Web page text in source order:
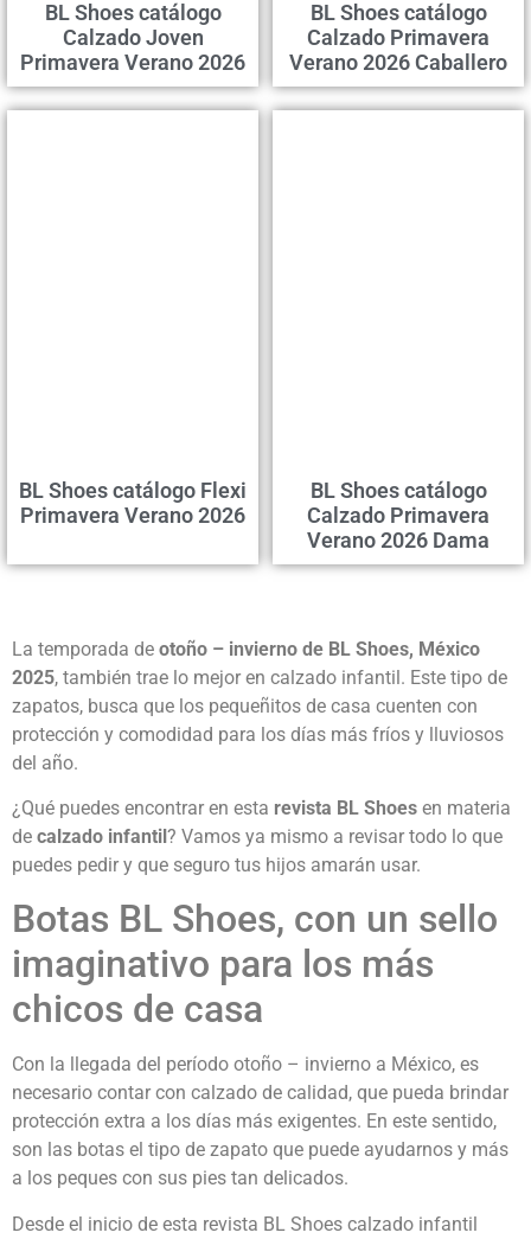
BL Shoes catálogo
Calzado Joven
Primavera Verano 2026
BL Shoes catálogo
Calzado Primavera
Verano 2026 Caballero
BL Shoes catálogo Flexi
Primavera Verano 2026
BL Shoes catálogo
Calzado Primavera
Verano 2026 Dama
La temporada de otoño – invierno de BL Shoes, México
2025, también trae lo mejor en calzado infantil. Este tipo de
zapatos, busca que los pequeñitos de casa cuenten con
protección y comodidad para los días más fríos y lluviosos
del año.
¿Qué puedes encontrar en esta revista BL Shoes en materia
de calzado infantil? Vamos ya mismo a revisar todo lo que
puedes pedir y que seguro tus hijos amarán usar.
Botas BL Shoes, con un sello
imaginativo para los más
chicos de casa
Con la llegada del período otoño – invierno a México, es
necesario contar con calzado de calidad, que pueda brindar
protección extra a los días más exigentes. En este sentido,
son las botas el tipo de zapato que puede ayudarnos y más
a los peques con sus pies tan delicados.
Desde el inicio de esta revista BL Shoes calzado infantil